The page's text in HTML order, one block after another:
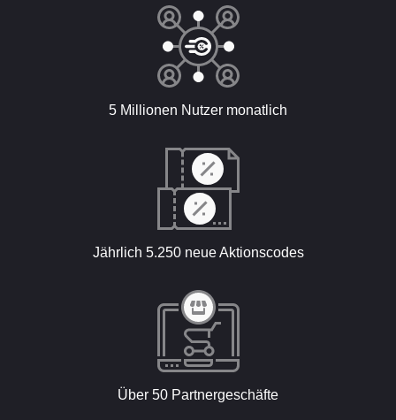
5 Millionen Nutzer monatlich
Jährlich 5.250 neue Aktionscodes
Über 50 Partnergeschäfte